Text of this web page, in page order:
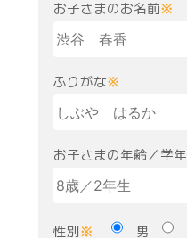
お子さまのお名前※
ふりがな※
お子さまの年齢／学年
性別※ 男